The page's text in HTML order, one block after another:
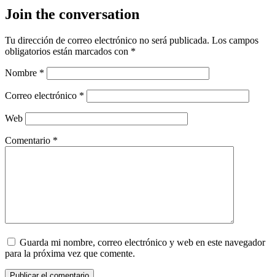
Join the conversation
Tu dirección de correo electrónico no será publicada. Los campos
obligatorios están marcados con *
Nombre *
Correo electrónico *
Web
Comentario *
Guarda mi nombre, correo electrónico y web en este navegador
para la próxima vez que comente.